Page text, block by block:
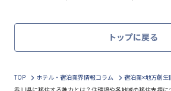
トップに戻る
TOP ホテル・宿泊業界情報コラム
宿泊業×地方創生